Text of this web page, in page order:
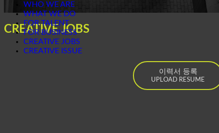
WHO WE ARE
WHAT WE DO
FOR TALENT
FOR BUSINESS
CREATIVE JOBS
CREATIVE ISSUE
CREATIVE JOBS
이력서 등록
UPLOAD RESUME